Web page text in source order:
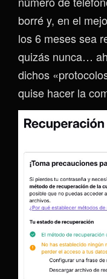
borré y, en el
los 6 meses sea
quizás nunca…
dichos
quise hacer la